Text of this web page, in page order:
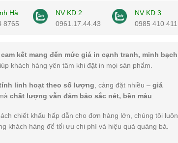
Hà
8765
NV KD 2
0961.17.44.43
NV KD 3
0985 410 411
kết mang đến mức giá in cạnh tranh, minh bạch
khách hàng yên tâm khi đặt in mọi sản phẩm.
linh hoạt theo số lượng, càng đặt nhiều – giá
chất lượng vẫn đảm bảo sắc nét, bền màu.
chiết khấu hấp dẫn cho đơn hàng lớn, chúng tôi luôn
khách hàng để tối ưu chi phí và hiệu quả quảng bá.